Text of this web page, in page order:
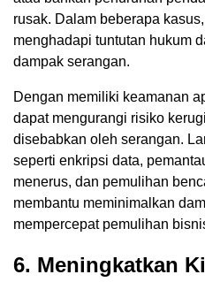
rusak. Dalam beberapa
menghadapi tuntutan hukum
dampak serangan.
Dengan memiliki keamanan
dapat mengurangi risiko
disebabkan oleh serangan.
seperti enkripsi data,
menerus, dan pemulihan
membantu meminimalkan
mempercepat pemulihan
6. Meningkatkan